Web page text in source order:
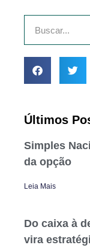
Últimos
Simples
da opção
Leia Mais
Do caixa à
vira